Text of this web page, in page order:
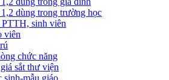
dùng trong trường học
PTTH, sinh viên
viên
chức năng
sắt thư viện
sinh-mẫu giáo